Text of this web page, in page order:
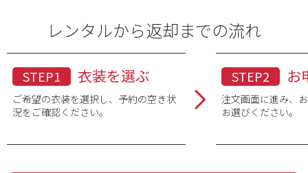
レンタルから返却までの流れ
STEP1 衣装を選ぶ
ご希望の衣装を選択し、予約の空き状
況をご確認ください。
STEP2 お
注文画面に進み、
お選びください。